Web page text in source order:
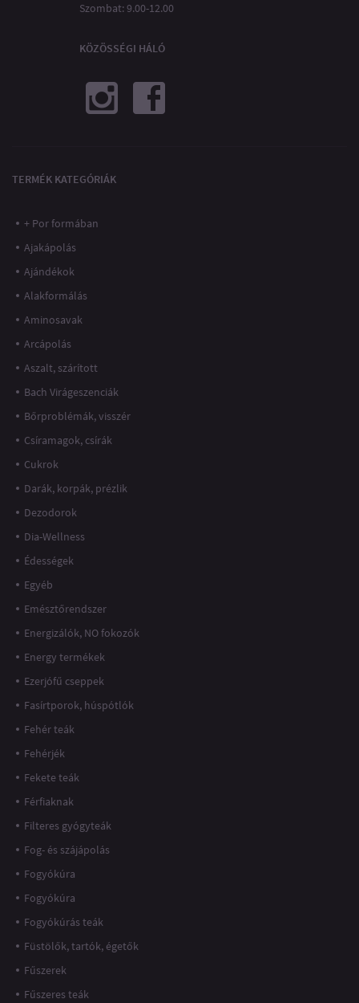
Szombat: 9.00-12.00
KÖZÖSSÉGI HÁLÓ
TERMÉK KATEGÓRIÁK
+ Por formában
Ajakápolás
Ajándékok
Alakformálás
Aminosavak
Arcápolás
Aszalt, szárított
Bach Virágeszenciák
Bőrproblémák, visszér
Csíramagok, csírák
Cukrok
Darák, korpák, prézlik
Dezodorok
Dia-Wellness
Édességek
Egyéb
Emésztőrendszer
Energizálók, NO fokozók
Energy termékek
Ezerjófű cseppek
Fasírtporok, húspótlók
Fehér teák
Fehérjék
Fekete teák
Férfiaknak
Filteres gyógyteák
Fog- és szájápolás
Fogyókúra
Fogyókúra
Fogyókúrás teák
Füstölők, tartók, égetők
Fűszerek
Fűszeres teák